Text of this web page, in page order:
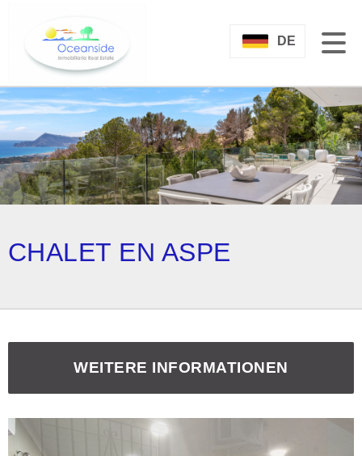
DE
CHALET EN ASPE
WEITERE INFORMATIONEN